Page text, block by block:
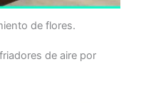
de flores.
de aire por